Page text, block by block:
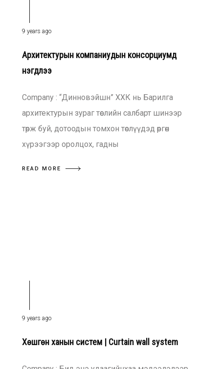
9 years ago
Архитектурын компаниудын консорциумд
нэгдлээ
Company : “Динновэйшн” ХХК нь Барилга
архитектурын зураг төслийн салбарт шинээр
төрж буй, дотоодын томхон төслүүдэд өргөн
хүрээгээр оролцох, гадны
READ MORE
9 years ago
Хөшгөн ханын систем | Curtain wall system